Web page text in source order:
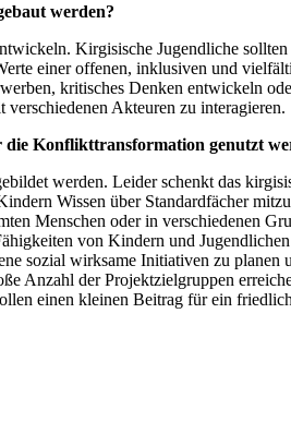
werden?
Kirgisische Jugendliche
einer offenen, inklusiven und
kritisches Denken entwickeln
Akteuren zu interagieren.
Konflikttransformation genutzt
werden. Leider schenkt das
Wissen über Standardfächer
Menschen oder in verschiedenen
von Kindern und
sozial wirksame Initiativen zu
Anzahl der Projektzielgruppen
einen kleinen Beitrag für ein